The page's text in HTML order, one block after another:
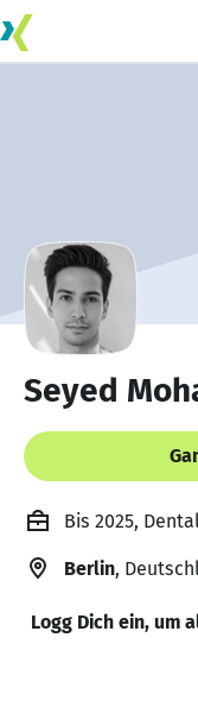
Seyed
Bis 2025,
Berlin,
Logg Dich ein, um